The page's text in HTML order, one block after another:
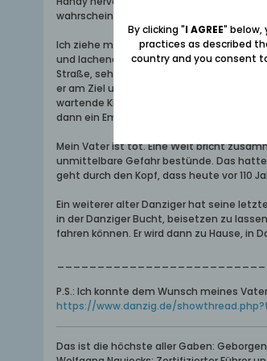
wahrscheinlich nichts Wichtiges, warum
Ich ziehe meinen Mantel an, frage
und lachend verabschiede ich mich von
Straße, sehe das bereits wartende Taxi,
er am Ziel und ich bezahle den
wartende Kinga an. Sie kommt langsam
dann ein Email erhalten, dass er kurz
Mein Vater ist tot. Eine Welt bricht
unmittelbare Gefahr bestünde. Das
geht durch den Kopf, dass heute vor 110
Ein weiterer alter Danziger hat seine
in der Danziger Bucht, beisetzen zu
fahren können. Er wird dann zu Hause, in
P.S.: Ich konnte dem Wunsch meines
https://www.danzig.de/
Das ist die höchste aller Gaben:
By clicking "I AGREE" below,
practices as described
country and you consent